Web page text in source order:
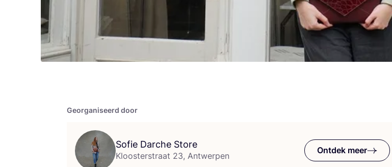
Georganiseerd door
Sofie Darche Store
Kloosterstraat 23, Antwerpen
Ontdek meer